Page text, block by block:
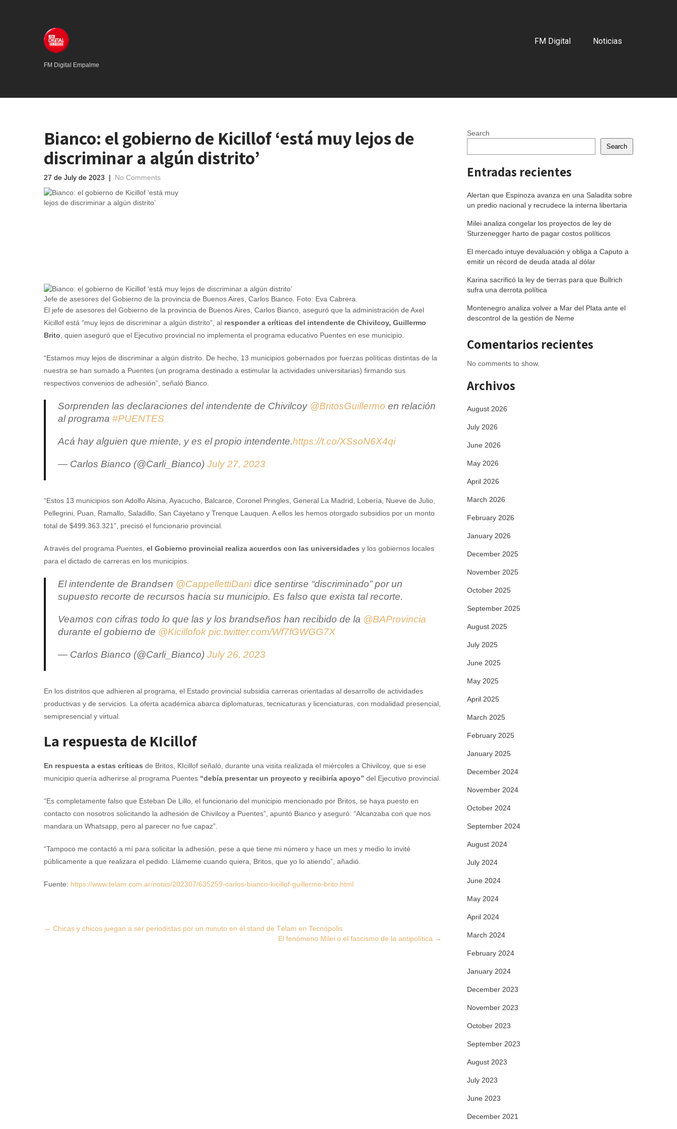
FM Digital Empalme
FM Digital Noticias
Bianco: el gobierno de Kicillof ‘está muy lejos de
discriminar a algún distrito’
27 de July de 2023 | No Comments
Jefe de asesores del Gobierno de la provincia de Buenos Aires, Carlos Bianco. Foto: Eva Cabrera.
El jefe de asesores del Gobierno de la provincia de Buenos Aires, Carlos Bianco, aseguró que la administración de Axel
Kicillof está “muy lejos de discriminar a algún distrito”, al responder a críticas del intendente de Chivilcoy, Guillermo
Brito, quien aseguró que el Ejecutivo provincial no implementa el programa educativo Puentes en ese municipio.
“Estamos muy lejos de discriminar a algún distrito. De hecho, 13 municipios gobernados por fuerzas políticas distintas de la
nuestra se han sumado a Puentes (un programa destinado a estimular la actividades universitarias) firmando sus
respectivos convenios de adhesión”, señaló Bianco.
Sorprenden las declaraciones del intendente de Chivilcoy @BritosGuillermo en relación
al programa #PUENTES
Acá hay alguien que miente, y es el propio intendente.https://t.co/XSsoN6X4qi
— Carlos Bianco (@Carli_Bianco) July 27, 2023
“Estos 13 municipios son Adolfo Alsina, Ayacucho, Balcarce, Coronel Pringles, General La Madrid, Lobería, Nueve de Julio,
Pellegrini, Puan, Ramallo, Saladillo, San Cayetano y Trenque Lauquen. A ellos les hemos otorgado subsidios por un monto
total de $499.363.321”, precisó el funcionario provincial.
A través del programa Puentes, el Gobierno provincial realiza acuerdos con las universidades y los gobiernos locales
para el dictado de carreras en los municipios.
El intendente de Brandsen @CappellettiDanidice sentirse “discriminado” por un
supuesto recorte de recursos hacia su municipio. Es falso que exista tal recorte.
Veamos con cifras todo lo que las y los brandseños han recibido de la @BAProvincia
durante el gobierno de @Kicillofok pic.twitter.com/Wf7fGWGG7X
— Carlos Bianco (@Carli_Bianco) July 26, 2023
En los distritos que adhieren al programa, el Estado provincial subsidia carreras orientadas al desarrollo de actividades
productivas y de servicios. La oferta académica abarca diplomaturas, tecnicaturas y licenciaturas, con modalidad presencial,
semipresencial y virtual.
La respuesta de KIcillof
En respuesta a estas críticas de Britos, KIcillof señaló, durante una visita realizada el miércoles a Chivilcoy, que si ese
municipio quería adherirse al programa Puentes “debía presentar un proyecto y recibiría apoyo” del Ejecutivo provincial.
“Es completamente falso que Esteban De Lillo, el funcionario del municipio mencionado por Britos, se haya puesto en
contacto con nosotros solicitando la adhesión de Chivilcoy a Puentes”, apuntó Bianco y aseguró: “Alcanzaba con que nos
mandara un Whatsapp, pero al parecer no fue capaz”.
“Tampoco me contactó a mí para solicitar la adhesión, pese a que tiene mi número y hace un mes y medio lo invité
públicamente a que realizara el pedido. Llámeme cuando quiera, Britos, que yo lo atiendo”, añadió.
Fuente: https://www.telam.com.ar/notas/202307/635259-carlos-bianco-kicillof-guillermo-brito.html
Post
← Chicas y chicos juegan a ser periodistas por un minuto en el stand de Télam en Tecnópolis
El fenómeno Milei o el fascismo de la antipolítica →
Search
Search
Entradas recientes
Alertan que Espinoza avanza en una Saladita sobre
un predio nacional y recrudece la interna libertaria
Milei analiza congelar los proyectos de ley de
Sturzenegger harto de pagar costos políticos
El mercado intuye devaluación y obliga a Caputo a
emitir un récord de deuda atada al dólar
Karina sacrificó la ley de tierras para que Bullrich
sufra una derrota política
Montenegro analiza volver a Mar del Plata ante el
descontrol de la gestión de Neme
Comentarios recientes
No comments to show.
Archivos
August 2026
July 2026
June 2026
May 2026
April 2026
March 2026
February 2026
January 2026
December 2025
November 2025
October 2025
September 2025
August 2025
July 2025
June 2025
May 2025
April 2025
March 2025
February 2025
January 2025
December 2024
November 2024
October 2024
September 2024
August 2024
July 2024
June 2024
May 2024
April 2024
March 2024
February 2024
January 2024
December 2023
November 2023
October 2023
September 2023
August 2023
July 2023
June 2023
December 2021